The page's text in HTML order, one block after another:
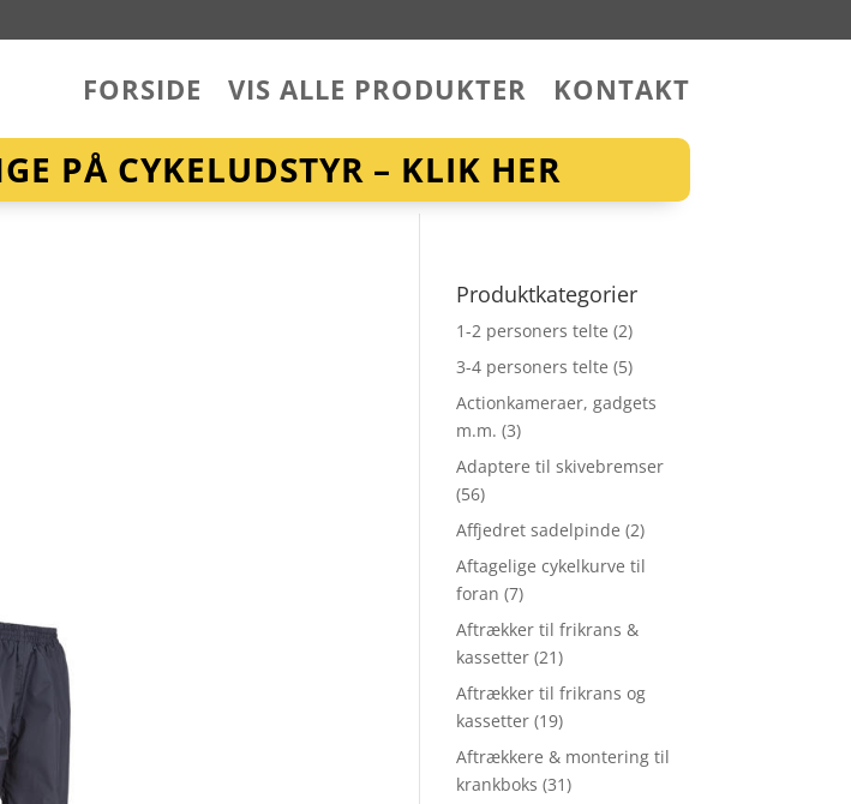
FORSIDE VIS ALLE PRODUKTER KONTAKT
PÅ CYKELUDSTYR – KLIK HER
Produktkategorier
1-2 personers telte (2)
3-4 personers telte (5)
Actionkameraer, gadgets
m.m. (3)
Adaptere til skivebremser
(56)
Affjedret sadelpinde (2)
Aftagelige cykelkurve til
foran (7)
Aftrækker til frikrans &
kassetter (21)
Aftrækker til frikrans og
kassetter (19)
Aftrækkere & montering til
krankboks (31)